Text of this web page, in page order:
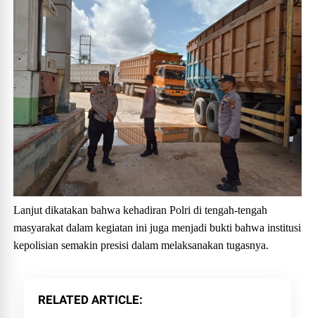
Lanjut dikatakan bahwa kehadiran Polri di tengah-tengah
masyarakat dalam kegiatan ini juga menjadi bukti bahwa institusi
kepolisian semakin presisi dalam melaksanakan tugasnya.
RELATED ARTICLE